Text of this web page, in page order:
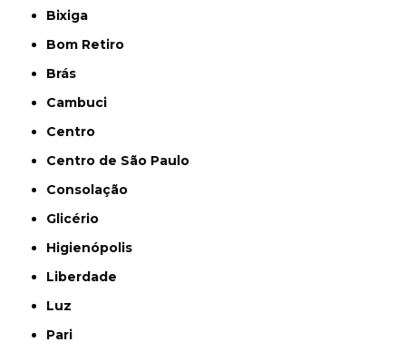
Bixiga
Bom Retiro
Brás
Cambuci
Centro
Centro de São Paulo
Consolação
Glicério
Higienópolis
Liberdade
Luz
Pari